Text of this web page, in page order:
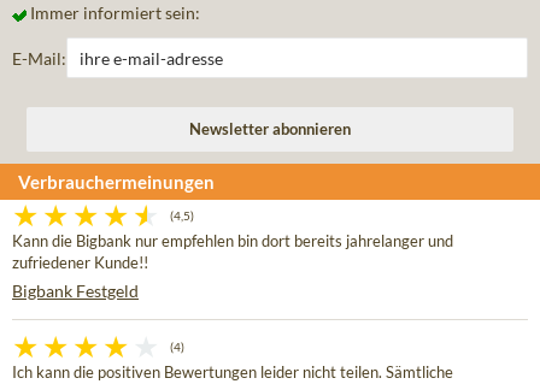
Immer informiert sein:
E-Mail:
Verbrauchermeinungen
(4,5)
Kann die Bigbank nur empfehlen bin dort bereits jahrelanger und
zufriedener Kunde!!
Bigbank Festgeld
(4)
Ich kann die positiven Bewertungen leider nicht teilen. Sämtliche